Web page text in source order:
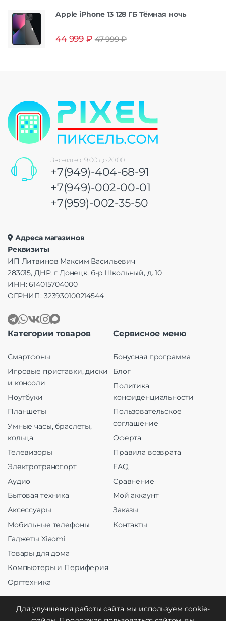
Apple iPhone 13 128 ГБ Тёмная ночь
44 999 ₽ 47 999₽
Звоните с 9:00 до 20:00
+7(949)-404-68-91
+7(949)-002-00-01
+7(959)-002-35-50
Адреса магазинов
Реквизиты
ИП Литвинов Максим Васильевич
283015, ДНР, г Донецк, б-р Школьный, д. 10
ИНН: 614015704000
ОГРНИП: 323930100214544
Категории товаров
Смартфоны
Игровые приставки, диски
и консоли
Ноутбуки
Планшеты
Умные часы, браслеты,
кольца
Телевизоры
Электротранспорт
Аудио
Бытовая техника
Аксессуары
Мобильные телефоны
Гаджеты Xiaomi
Товары для дома
Компьютеры и Периферия
Оргтехника
Сервисное меню
Бонусная программа
Блог
Политика
конфиденциальности
Пользовательское
соглашение
Оферта
Правила возврата
FAQ
Сравнение
Мой аккаунт
Заказы
Контакты
Для улучшения работы сайта мы используем cookie-